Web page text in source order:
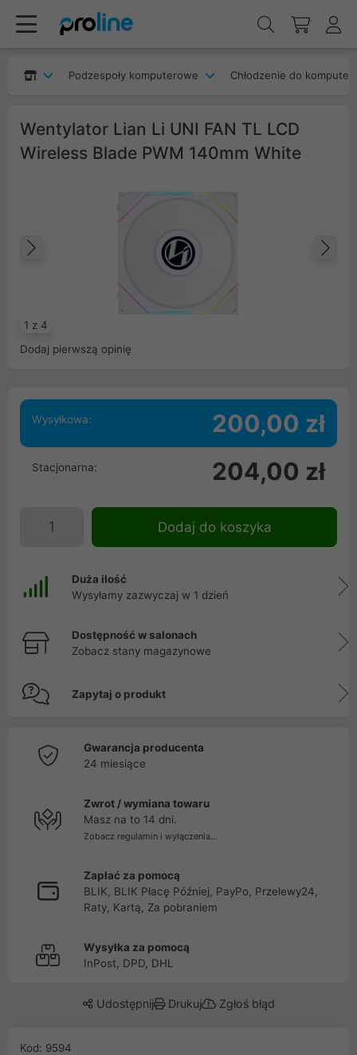
Podzespoły komputerowe Chłodzenie do
Wentylator Lian Li UNI FAN TL LCD
Wireless Blade PWM 140mm White
1 z 4
Dodaj pierwszą opinię
Wysyłkowa: 200,00 zł
Stacjonarna: 204,00 zł
Dodaj do koszyka
Duża ilość
Wysyłamy zazwyczaj w 1 dzień
Dostępność w salonach
Zobacz stany magazynowe
Zapytaj o produkt
Gwarancja producenta
24 miesiące
Zwrot / wymiana towaru
Masz na to 14 dni.
Zobacz regulamin i wyłączenia...
Zapłać za pomocą
BLIK, BLIK Płacę Później, PayPo, Przelewy24,
Raty, Kartą, Za pobraniem
Wysyłka za pomocą
InPost, DPD, DHL
Udostępnij Drukuj Zgłoś błąd
Kod: 9594